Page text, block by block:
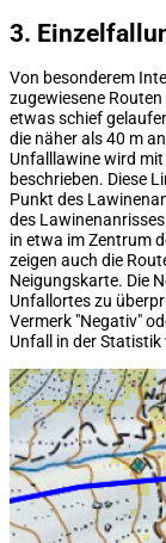
3.
Von besonderem
zugewiesene
etwas schief
die näher als 40 m
Unfalllawine wird
beschrieben. Diese
Punkt des
des
in etwa im Zentrum
zeigen auch die
Neigungskarte. Die
Unfallortes zu
Vermerk "Negativ"
Unfall in der